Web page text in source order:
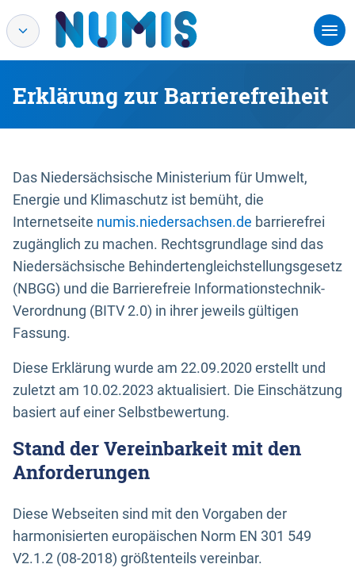
Erklärung zur Barrierefreiheit
Das Niedersächsische Ministerium für Umwelt,
Energie und Klimaschutz ist bemüht, die
Internetseite numis.niedersachsen.de barrierefrei
zugänglich zu machen. Rechtsgrundlage sind das
Niedersächsische Behindertengleichstellungsgesetz
(NBGG) und die Barrierefreie Informationstechnik-
Verordnung (BITV 2.0) in ihrer jeweils gültigen
Fassung.
Diese Erklärung wurde am 22.09.2020 erstellt und
zuletzt am 10.02.2023 aktualisiert. Die Einschätzung
basiert auf einer Selbstbewertung.
Stand der Vereinbarkeit mit den
Anforderungen
Diese Webseiten sind mit den Vorgaben der
harmonisierten europäischen Norm EN 301 549
V2.1.2 (08-2018) größtenteils vereinbar.